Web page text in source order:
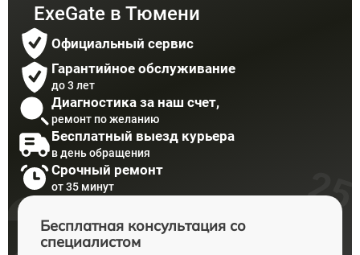
ExeGate в Тюмени
Официальный сервис
Гарантийное обслуживание
до 3 лет
Диагностика за наш счет,
ремонт по желанию
Бесплатный выезд курьера
в день обращения
Срочный ремонт
от 35 минут
Бесплатная консультация со
специалистом